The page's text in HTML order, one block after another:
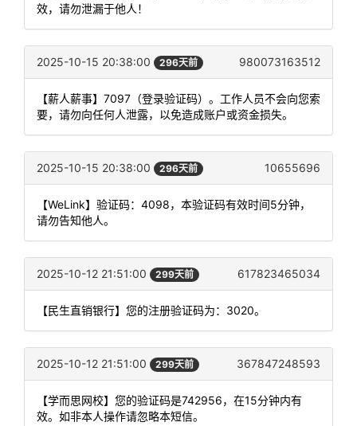
效，请勿泄漏于他人！
2025-10-15 20:38:00 296天前 980073163512
【薪人薪事】7097（登录验证码）。工作人员不会向您索
要，请勿向任何人泄露，以免造成账户或资金损失。
2025-10-15 20:38:00 296天前 10655696
【WeLink】验证码：4098，本验证码有效时间5分钟，
请勿告知他人。
2025-10-12 21:51:00 299天前 617823465034
【民生直销银行】您的注册验证码为：3020。
2025-10-12 21:51:00 299天前 367847248593
【学而思网校】您的验证码是742956，在15分钟内有
效。如非本人操作请忽略本短信。